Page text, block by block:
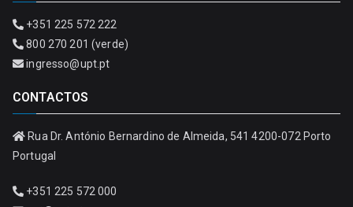
+351 225 572 222
800 270 201 (verde)
ingresso@upt.pt
CONTACTOS
Rua Dr. António Bernardino de Almeida, 541 4200-072 Porto
Portugal
+351 225 572 000